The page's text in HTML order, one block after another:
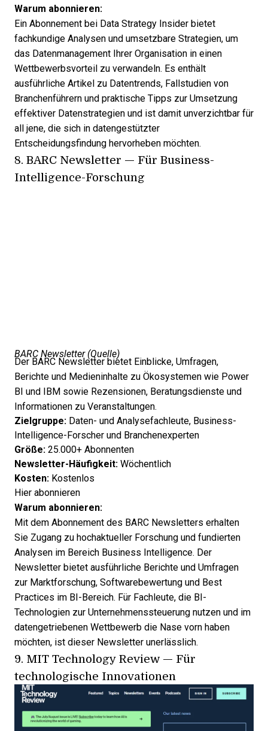
Warum abonnieren:
Ein Abonnement bei Data Strategy Insider bietet
fachkundige Analysen und umsetzbare Strategien, um
das Datenmanagement Ihrer Organisation in einen
Wettbewerbsvorteil zu verwandeln. Es enthält
ausführliche Artikel zu Datentrends, Fallstudien von
Branchenführern und praktische Tipps zur Umsetzung
effektiver Datenstrategien und ist damit unverzichtbar für
all jene, die sich in datengestützter
Entscheidungsfindung hervorheben möchten.
8. BARC Newsletter — Für Business-
Intelligence-Forschung
BARC Newsletter (Quelle)
Der BARC Newsletter bietet Einblicke, Umfragen,
Berichte und Medieninhalte zu Ökosystemen wie Power
BI und IBM sowie Rezensionen, Beratungsdienste und
Informationen zu Veranstaltungen.
Zielgruppe: Daten- und Analysefachleute, Business-
Intelligence-Forscher und Branchenexperten
Größe: 25.000+ Abonnenten
Newsletter-Häufigkeit: Wöchentlich
Kosten: Kostenlos
Hier abonnieren
Warum abonnieren:
Mit dem Abonnement des BARC Newsletters erhalten
Sie Zugang zu hochaktueller Forschung und fundierten
Analysen im Bereich Business Intelligence. Der
Newsletter bietet ausführliche Berichte und Umfragen
zur Marktforschung, Softwarebewertung und Best
Practices im BI-Bereich. Für Fachleute, die BI-
Technologien zur Unternehmenssteuerung nutzen und im
datengetriebenen Wettbewerb die Nase vorn haben
möchten, ist dieser Newsletter unerlässlich.
9. MIT Technology Review— Für
technologische Innovationen